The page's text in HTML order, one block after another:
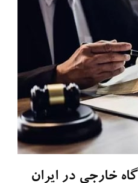
خارجی در ایران